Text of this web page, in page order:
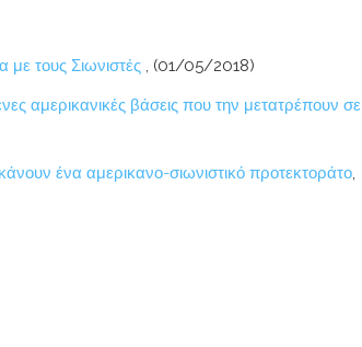
με τους Σιωνιστές , (01/05/2018)
αμερικανικές βάσεις που την μετατρέπουν σε
ένα αμερικανο-σιωνιστικό προτεκτοράτο,